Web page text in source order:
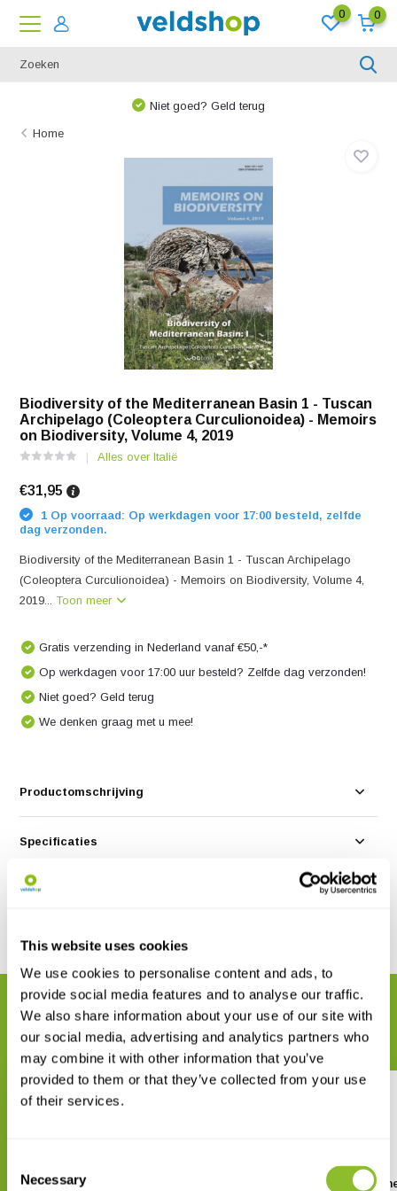
This website uses cookies
We use cookies to personalise content and ads, to
provide social media features and to analyse our traffic.
We also share information about your use of our site with
our social media, advertising and analytics partners who
may combine it with other information that you’ve
provided to them or that they’ve collected from your use
of their services.
Selection
Necessary
0 0
Niet goed? Geld terug
Home
Biodiversity of the Mediterranean Basin 1 - Tuscan
Archipelago (Coleoptera Curculionoidea) - Memoirs
on Biodiversity, Volume 4, 2019
Alles over Italië
€31,95
1 Op voorraad: Op werkdagen voor 17:00 besteld, zelfde
dag verzonden.
Biodiversity of the Mediterranean Basin 1 - Tuscan Archipelago
(Coleoptera Curculionoidea) - Memoirs on Biodiversity, Volume 4,
2019...Toon meer
Gratis verzending in Nederland vanaf €50,-*
Op werkdagen voor 17:00 uur besteld? Zelfde dag verzonden!
Niet goed? Geld terug
We denken graag met u mee!
Productomschrijving
Specificaties
Reviews
Delen
GERELATEERDE PRODUCTEN
Maak uw bestelling compleet
A Photographic Guide to
Biodiversity of South